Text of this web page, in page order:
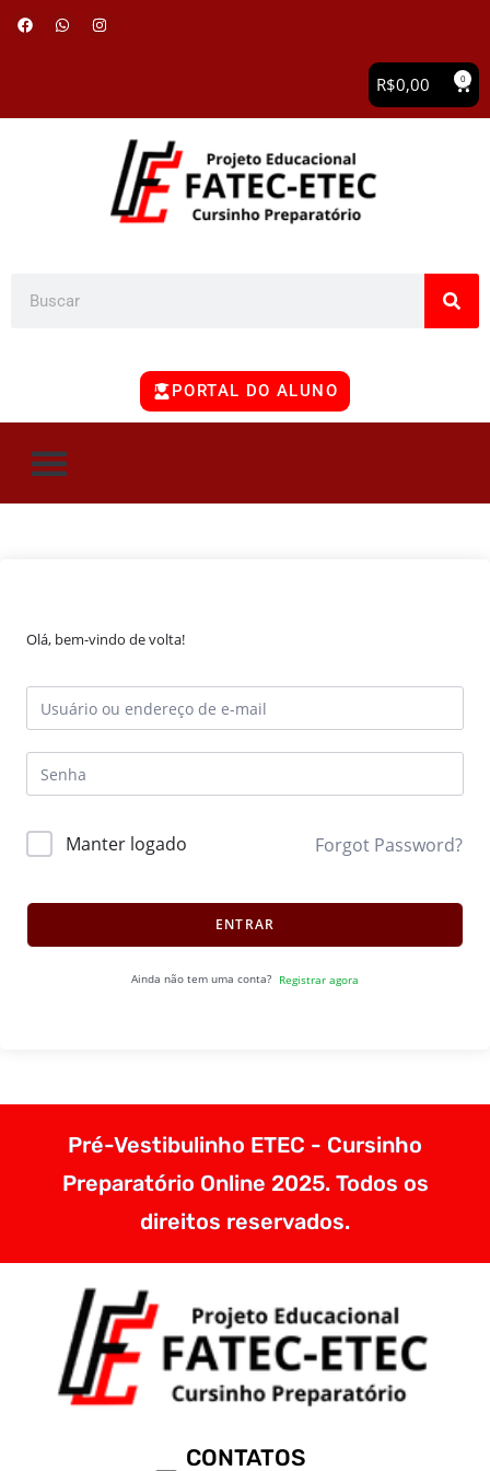
R$0,00 0
PORTAL DO ALUNO
Olá, bem-vindo de volta!
Manter logado Forgot Password?
ENTRAR
Ainda não tem uma conta? Registrar agora
Pré-Vestibulinho ETEC - Cursinho
Preparatório Online 2025. Todos os
direitos reservados.
CONTATOS